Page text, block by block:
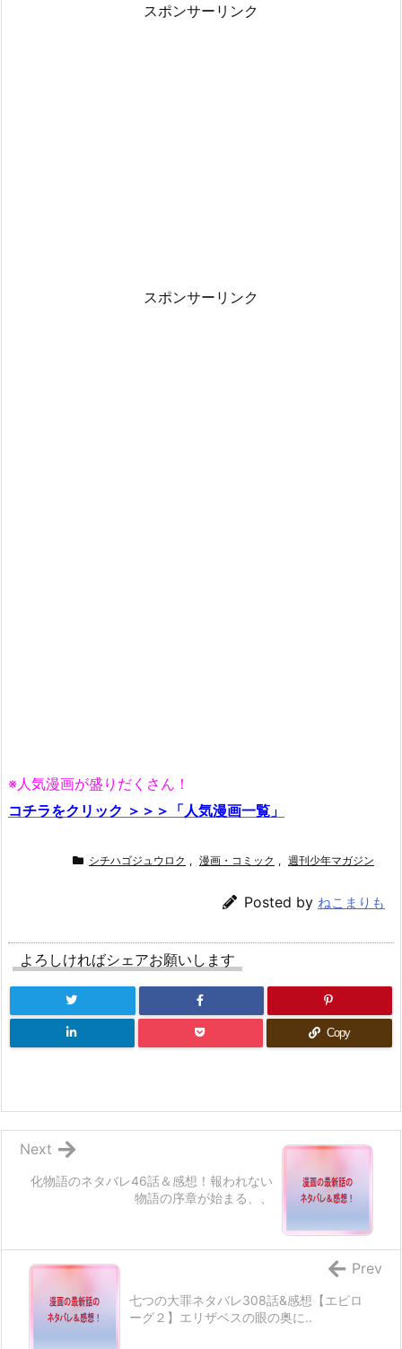
スポンサーリンク
スポンサーリンク
※人気漫画が盛りだくさん！
コチラをクリック ＞＞＞「人気漫画一覧」
シチハゴジュウロク , 漫画・コミック , 週刊少年マガジン
Posted by ねこまりも
よろしければシェアお願いします
Copy
化物語のネタバレ46話＆感想！報われない
物語の序章が始まる、、
Next
七つの大罪ネタバレ308話&感想【エピロ
ーグ２】エリザベスの眼の奥に..
Prev